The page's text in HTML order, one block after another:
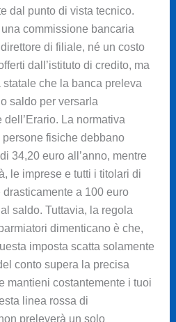
dal punto di vista tecnico.
commissione bancaria
di filiale, né un costo
dall’istituto di credito, ma
che la banca preleva
saldo per versarla
La normativa
fisiche debbano
34,20 euro all’anno, mentre
le imprese e tutti i titolari di
drasticamente a 100 euro
saldo. Tuttavia, la regola
dimenticano è che,
imposta scatta solamente
conto supera la precisa
mantieni costantemente i tuoi
linea rossa di
preleverà un solo